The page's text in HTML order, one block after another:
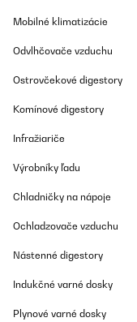
Mobilné klimatizácie
Odvlhčovače vzduchu
Ostrovčekové digestory
Komínové digestory
Infražiariče
Výrobníky ľadu
Chladničky na nápoje
Ochladzovače vzduchu
Nástenné digestory
Indukčné varné dosky
Plynové varné dosky